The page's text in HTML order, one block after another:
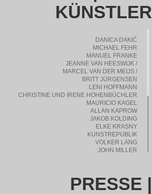
KÜNSTLER
DANICA DAKIĆ
MICHAEL FEHR
MANUEL FRANKE
JEANNE VAN HEESWIJK /
MARCEL VAN DER MEIJS /
BRITT JÜRGENSEN
LENI HOFFMANN
CHRISTINE UND IRENE HOHENBÜCHLER
MAURICIO KAGEL
ALLAN KAPROW
JAKOB KOLDING
ELKE KRASNY
KUNSTREPUBLIK
VOLKER LANG
JOHN MILLER
PERFORMANCE ELECTRICS
MARTIN PFEIFLE / WANDA SEBASTIAN
PRESSE |